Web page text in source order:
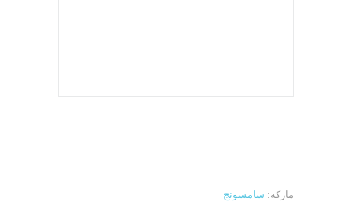
ماركة: سامسونج